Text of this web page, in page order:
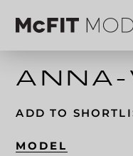
ANNA-
ADD TO
MODEL